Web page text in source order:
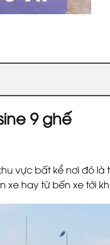
9 ghế
vực bất kể nơi đó
hay từ bến xe tới